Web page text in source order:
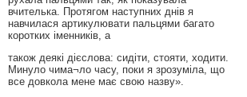
вчителька. Протягом наступних днів я
навчилася артикулювати пальцями багато
коротких іменників, а
також деякі дієслова: сидіти, стояти, ходити.
Минуло чима¬ло часу, поки я зрозуміла, що
все довкола мене має свою назву».